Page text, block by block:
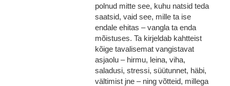
polnud mitte see, kuhu natsid teda
saatsid, vaid see, mille ta ise
endale ehitas – vangla ta enda
mõistuses. Ta kirjeldab kahtteist
kõige tavalisemat vangistavat
asjaolu – hirmu, leina, viha,
saladusi, stressi, süütunnet, häbi,
vältimist jne – ning võtteid, millega